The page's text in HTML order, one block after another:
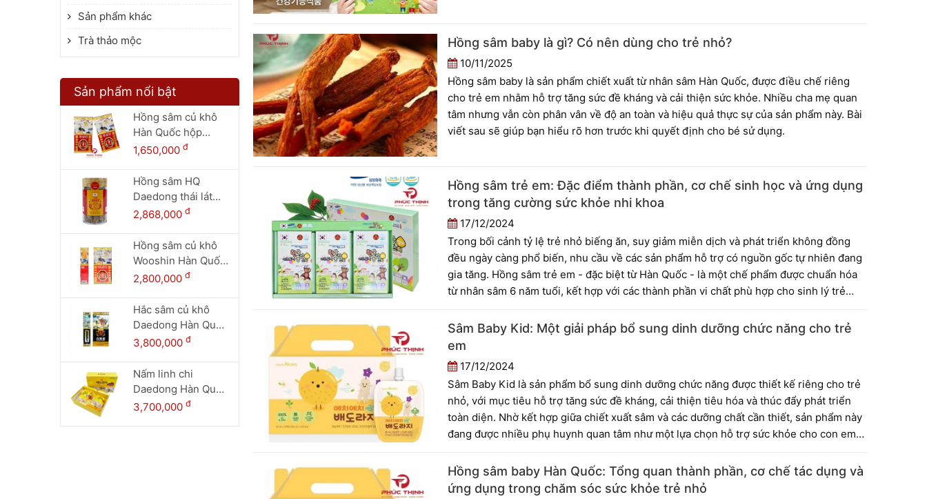
Hồng sâm baby là gì? Có nên dùng cho trẻ nhỏ?
10/11/2025
Hồng sâm baby là sản phẩm chiết xuất từ nhân sâm Hàn Quốc, được điều chế riêng
cho trẻ em nhằm hỗ trợ tăng sức đề kháng và cải thiện sức khỏe. Nhiều cha mẹ quan
tâm nhưng vẫn còn phân vân về độ an toàn và hiệu quả thực sự của sản phẩm này. Bài
viết sau sẽ giúp bạn hiểu rõ hơn trước khi quyết định cho bé sử dụng.
Hồng sâm trẻ em: Đặc điểm thành phần, cơ chế sinh học và ứng dụng
trong tăng cường sức khỏe nhi khoa
17/12/2024
Trong bối cảnh tỷ lệ trẻ nhỏ biếng ăn, suy giảm miễn dịch và phát triển không đồng
đều ngày càng phổ biến, nhu cầu về các sản phẩm hỗ trợ có nguồn gốc tự nhiên đang
gia tăng. Hồng sâm trẻ em - đặc biệt từ Hàn Quốc - là một chế phẩm được chuẩn hóa
từ nhân sâm 6 năm tuổi, kết hợp với các thành phần vi chất phù hợp cho sinh lý trẻ
nổi bật của hồng sâm trẻ em trong thực hành chăm sóc sức khỏe nhi khoa hiện đại.
Sâm Baby Kid: Một giải pháp bổ sung dinh dưỡng chức năng cho trẻ
em
17/12/2024
Sâm Baby Kid là sản phẩm bổ sung dinh dưỡng chức năng được thiết kế riêng cho trẻ
nhỏ, với mục tiêu hỗ trợ tăng sức đề kháng, cải thiện tiêu hóa và thúc đẩy phát triển
toàn diện. Nhờ kết hợp giữa chiết xuất sâm và các dưỡng chất cần thiết, sản phẩm này
đang được nhiều phụ huynh quan tâm như một lựa chọn hỗ trợ sức khỏe cho con em
khi sử dụng sâm Baby Kid trong chăm sóc trẻ.
Hồng sâm baby Hàn Quốc: Tổng quan thành phần, cơ chế tác dụng và
ứng dụng trong chăm sóc sức khỏe trẻ nhỏ
Sản phẩm khác
Trà thảo mộc
Sản phẩm nổi bật
Hồng sâm củ khô
Hàn Quốc hộp
thiếc 150g - 8 củ
1,650,000 đ
Hồng sâm HQ
Daedong thái lát
(200g dạng lọ)
2,868,000 đ
Hồng sâm củ khô
Wooshin Hàn Quốc
hộp thiếc 300g - 15
2,800,000 đ
Hắc sâm củ khô
Daedong Hàn Quốc
hộp thiếc 150g (6-
3,800,000 đ
Nấm linh chi
Daedong Hàn Quốc
hộp 1 kg
3,700,000 đ